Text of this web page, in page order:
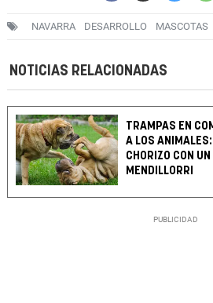
NAVARRA DESARROLLO MASCOTAS
NOTICIAS RELACIONADAS
TRAMPAS EN
A LOS
CHORIZO CON UN
MENDILLORRI